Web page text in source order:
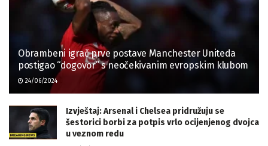
Obrambeni igrač prve postave Manchester Uniteda
postigao “dogovor” s neočekivanim evropskim klubom
24/06/2024
Izvještaj: Arsenal i Chelsea pridružuju se
šestorici borbi za potpis vrlo ocijenjenog dvojca
u veznom redu